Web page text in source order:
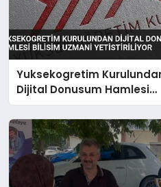
Yuksekogretim
Dijital Donusum Hamlesi
Bilisim Uzmani